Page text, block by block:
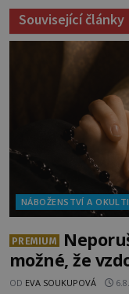
Související články
NÁBOŽENSTVÍ A
PREMIUM
možné, že
OD EVA SOUKUPOVÁ